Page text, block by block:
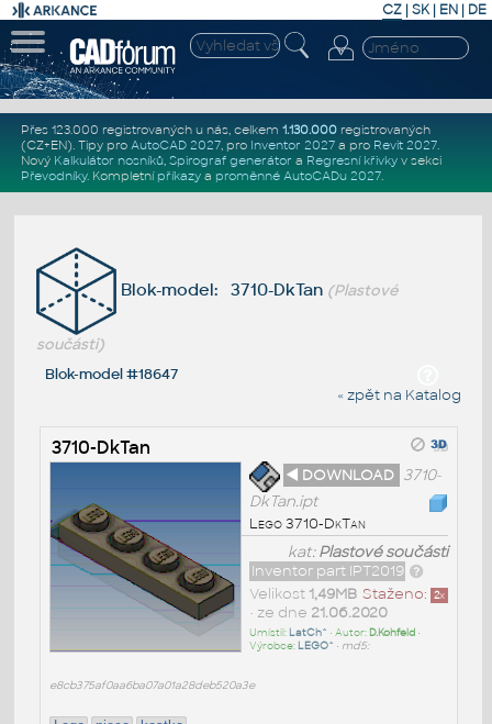
CZ | SK| EN | DE
Přes 123.000 registrovaných u nás, celkem 1.130.000registrovaných
(CZ+EN). Tipy pro AutoCAD 2027, pro Inventor 2027a pro Revit 2027.
Nový Kalkulátor nosníků, Spirograf generátor a Regresní křivkyv sekci
Převodníky. Kompletní příkazya proměnné AutoCADu 2027.
Blok-model: 3710-DkTan (Plastové
součásti)
Blok-model #18647
« zpět na Katalog
3710-DkTan
◄ DOWNLOAD 3710-
DkTan.ipt
Lego 3710-DkTan
kat:Plastové součásti
Inventor part IPT2019
Staženo: 2x
Velikost 1,49MB
• ze dne 21.06.2020
Umístil: LatCh^ • Autor: D.Kohfeld•
Výrobce: LEGO^ • md5:
e8cb375af0aa6ba07a01a28deb520a3e